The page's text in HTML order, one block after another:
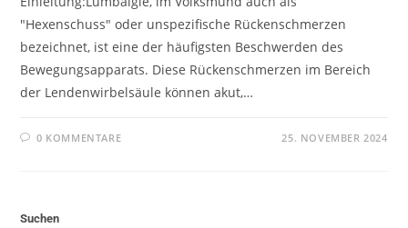
"Hexenschuss" oder unspezifische Rückenschmerzen
bezeichnet, ist eine der häufigsten Beschwerden des
Bewegungsapparats. Diese Rückenschmerzen im Bereich
der Lendenwirbelsäule können akut,…
0 KOMMENTARE 25. NOVEMBER 2024
Suchen